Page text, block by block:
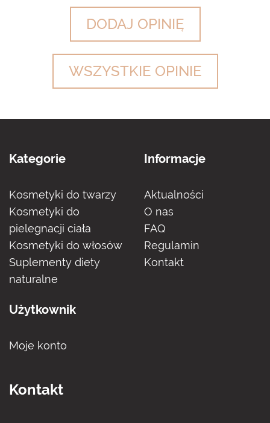
DODAJ OPINIĘ
WSZYSTKIE OPINIE
Kategorie
Kosmetyki do twarzy
Kosmetyki do
pielegnacji ciała
Kosmetyki do włosów
Suplementy diety
naturalne
Informacje
Aktualności
O nas
FAQ
Regulamin
Kontakt
Użytkownik
Moje konto
Kontakt